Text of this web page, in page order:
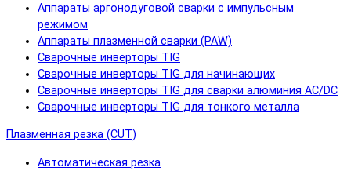
Аппараты аргонодуговой сварки с импульсным
режимом
Аппараты плазменной сварки (PAW)
Сварочные инверторы TIG
Сварочные инверторы TIG для начинающих
Сварочные инверторы TIG для сварки алюминия AC/DC
Сварочные инверторы TIG для тонкого металла
Плазменная резка (CUT)
Автоматическая резка